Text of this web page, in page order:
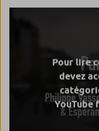
Pour lire
devez
YouTube